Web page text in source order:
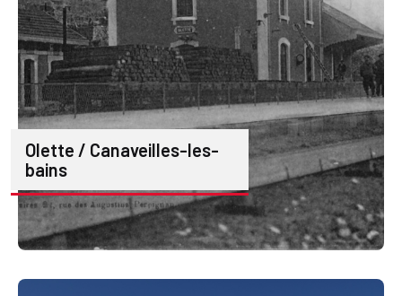
Olette / Canaveilles-les-
bains